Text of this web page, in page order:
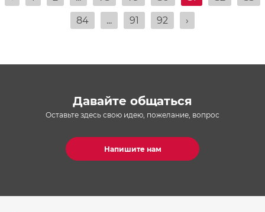
84 ... 91 92 ›
Давайте общаться
Оставьте здесь свою идею, пожелание, вопрос
Напишите нам